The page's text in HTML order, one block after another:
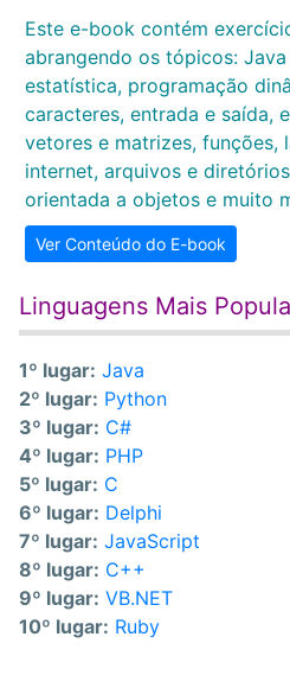
Este e-book contém
abrangendo os tópicos:
estatística, programação
caracteres, entrada e saída,
vetores e matrizes, funções,
internet, arquivos e
orientada a objetos e muito
Ver Conteúdo do E-book
Linguagens Mais
1º lugar: Java
2º lugar: Python
3º lugar: C#
4º lugar: PHP
5º lugar: C
6º lugar: Delphi
7º lugar: JavaScript
8º lugar: C++
9º lugar: VB.NET
10º lugar: Ruby